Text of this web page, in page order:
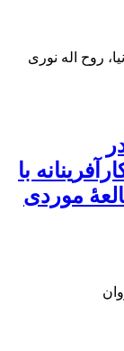
روح اله نوری
با
موردی